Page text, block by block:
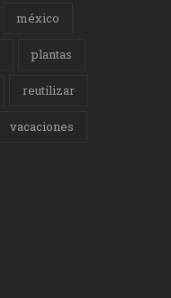
méxico
plantas
reutilizar
vacaciones